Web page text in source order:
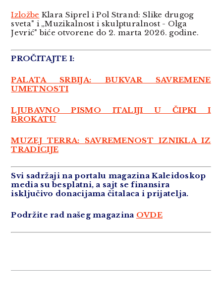
Izložbe Klara Siprel i Pol Strand: Slike drugog
sveta" i „Muzikalnost i skulpturalnost - Olga
Jevrić" biće otvorene do 2. marta 2026. godine.
PROČITAJTE I:
PALATA SRBIJA: BUKVAR SAVREMENE
UMETNOSTI
LJUBAVNO PISMO ITALIJI U ČIPKI I
BROKATU
MUZEJ TERRA: SAVREMENOST IZNIKLA IZ
TRADICIJE
Svi sadržaji na portalu magazina Kaleidoskop
media su besplatni, a sajt se finansira
isključivo donacijama čitalaca i prijatelja.
Podržite rad našeg magazina OVDE